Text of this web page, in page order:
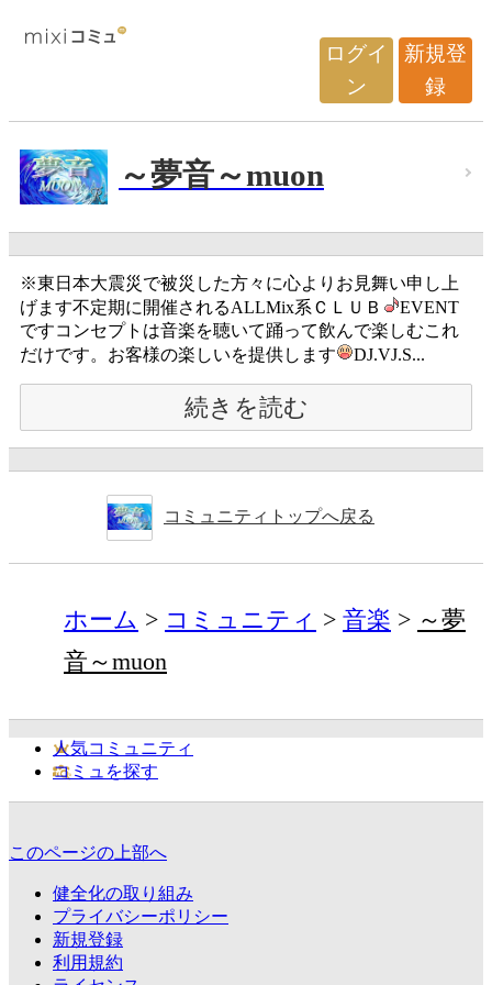
ログイ
ン
新規登
録
～夢音～muon
※東日本大震災で被災した方々に心よりお見舞い申し上
げます不定期に開催されるALLMix系ＣＬＵＢ
EVENT
ですコンセプトは音楽を聴いて踊って飲んで楽しむこれ
だけです。お客様の楽しいを提供します
DJ.VJ.S...
続きを読む
コミュニティトップへ戻る
ホーム コミュニティ 音楽
～夢
音～muon
人気コミュニティ
コミュを探す
このページの上部へ
健全化の取り組み
プライバシーポリシー
新規登録
利用規約